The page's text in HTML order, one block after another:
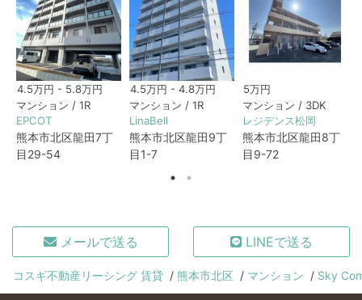
4.5万円 - 5.8万円
マンション / 1R
EPCOT
熊本市北区龍田7丁
目29-54
4.5万円 - 4.8万円
マンション / 1R
LinaBell
熊本市北区龍田9丁
目1-7
5万円
マンション / 3DK
レジデンス松岡
熊本市北区龍田8丁
目9-72
メールで送る LINEで送る
コスギ不動産リーシング 賃貸 熊本市北区 マンション Sky